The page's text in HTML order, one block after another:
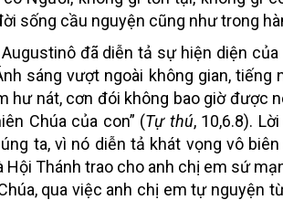
sống cầu nguyện cũng như trong
đã diễn tả sự hiện diện
sáng vượt ngoài không gian,
hư nát, cơn đói không bao giờ được
Chúa của con” (Tự thú, 10,6.8).
ta, vì nó diễn tả khát vọng vô
Hội Thánh trao cho anh chị em sứ
qua việc anh chị em tự nguyện